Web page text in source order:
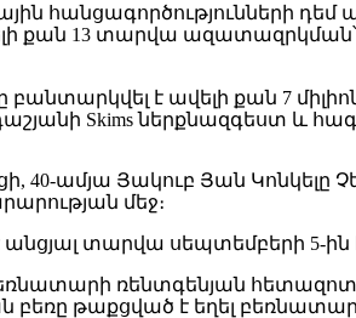
հանցագործությունների
քան 13 տարվա ազատազրկման՝
է ավելի քան 7
Skims ներքնազգեստ և
40-ամյա Յակուբ Յան
մեջ։
է անցյալ տարվա սեպտեմբերի 5-
ռենտգենյան
բեռը թաքցված է եղել